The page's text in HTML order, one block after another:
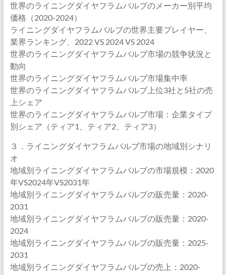
世界のライニングダイヤフラムバルブのメーカー別平均
価格（2020-2024）
ライニングダイヤフラムバルブの世界主要プレイヤー、
業界ランキング、2022 VS 2024 VS 2024
世界のライニングダイヤフラムバルブ市場の競争状況と
動向
世界のライニングダイヤフラムバルブ市場集中率
世界のライニングダイヤフラムバルブ上位3社と5社の売
上シェア
世界のライニングダイヤフラムバルブ市場：企業タイプ
別シェア（ティア1、ティア2、ティア3）
３．ライニングダイヤフラムバルブ市場の地域別シナリ
オ
地域別ライニングダイヤフラムバルブの市場規模：2020
年VS2024年VS2031年
地域別ライニングダイヤフラムバルブの販売量：2020-
2031
地域別ライニングダイヤフラムバルブの販売量：2020-
2024
地域別ライニングダイヤフラムバルブの販売量：2025-
2031
地域別ライニングダイヤフラムバルブの売上：2020-